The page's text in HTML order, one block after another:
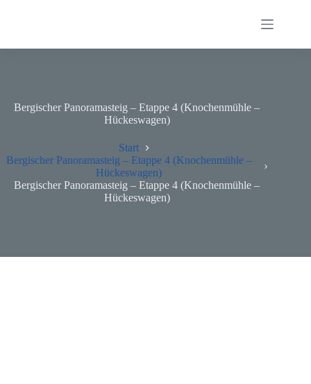
Bergischer Panoramasteig – Etappe 4 (Knochenmühle –
Hückeswagen)
Start
Bergischer Panoramasteig – Etappe 4 (Knochenmühle –
Hückeswagen)
Bergischer Panoramasteig – Etappe 4 (Knochenmühle –
Hückeswagen)